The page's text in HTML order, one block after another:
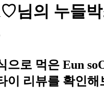
님의 누들
으로 먹은 Eun
이 리뷰를 확인해